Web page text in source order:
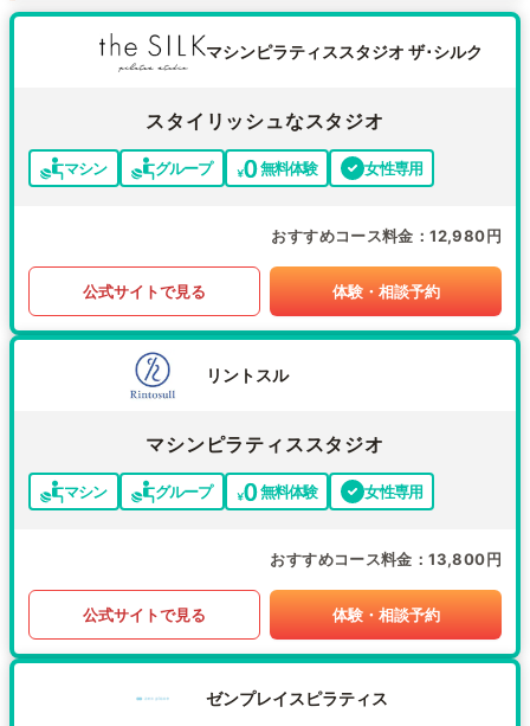
マシンピラティススタジオ ザ･シルク
スタイリッシュなスタジオ
マシン グループ 無料体験 女性専用
おすすめコース料金 12,980円
公式サイトで見る 体験・相談予約
リントスル
マシンピラティススタジオ
マシン グループ 無料体験 女性専用
おすすめコース料金 13,800円
公式サイトで見る 体験・相談予約
ゼンプレイスピラティス